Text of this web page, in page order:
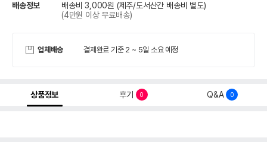
배송정보 배송비 3,000원 (제주/도서산간 배송비 별도)
(4만원 이상 무료배송)
업체배송 결제완료 기준 2 ~ 5일 소요 예정
상품정보 후기 0 Q&A 0